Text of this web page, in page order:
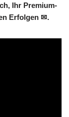
Ihr Premium-
Erfolgen ✉.